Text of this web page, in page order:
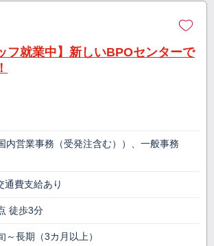
フ就業中】新しいBPOセンターで
内営業事務（受発注含む））、一般事務
通費支給あり
徒歩3分
～長期（3カ月以上）